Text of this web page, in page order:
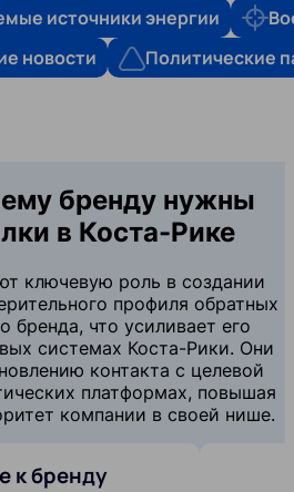
источники энергии
новости
Политические
бренду нужны
в Коста-Рике
ключевую роль в создании
профиля обратных
бренда, что усиливает его
системах Коста-Рики. Они
контакта с целевой
платформах, повышая
компании в своей нише.
к бренду